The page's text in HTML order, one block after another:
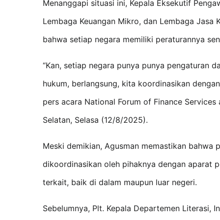
Menanggapi situasi ini, Kepala Eksekutif
Lembaga Keuangan Mikro, dan Lembaga Jasa
bahwa setiap negara memiliki peraturannya
“Kan, setiap negara punya punya pengaturan
hukum, berlangsung, kita koordinasikan
pers acara National Forum of Finance
Selatan, Selasa (12/8/2025).
Meski demikian, Agusman memastikan bahwa
dikoordinasikan oleh pihaknya dengan aparat
terkait, baik di dalam maupun luar negeri.
Sebelumnya, Plt. Kepala Departemen Literasi,